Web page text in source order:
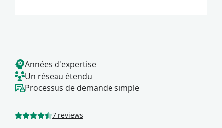
Années d'expertise
Un réseau étendu
Processus de demande simple
7 reviews